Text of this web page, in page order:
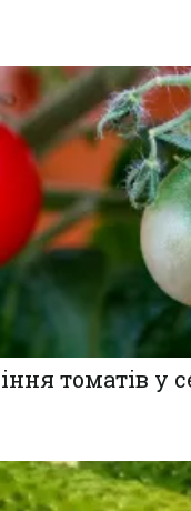
томатів у